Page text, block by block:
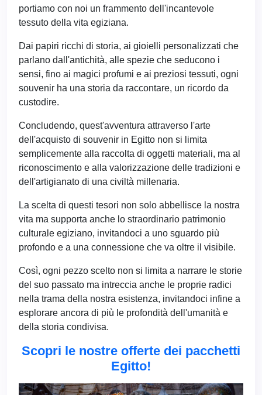
portiamo con noi un frammento dell'incantevole
tessuto della vita egiziana.
Dai papiri ricchi di storia, ai gioielli personalizzati che
parlano dall'antichità, alle spezie che seducono i
sensi, fino ai magici profumi e ai preziosi tessuti, ogni
souvenir ha una storia da raccontare, un ricordo da
custodire.
Concludendo, quest'avventura attraverso l'arte
dell'acquisto di souvenir in Egitto non si limita
semplicemente alla raccolta di oggetti materiali, ma al
riconoscimento e alla valorizzazione delle tradizioni e
dell'artigianato di una civiltà millenaria.
La scelta di questi tesori non solo abbellisce la nostra
vita ma supporta anche lo straordinario patrimonio
culturale egiziano, invitandoci a uno sguardo più
profondo e a una connessione che va oltre il visibile.
Così, ogni pezzo scelto non si limita a narrare le storie
del suo passato ma intreccia anche le proprie radici
nella trama della nostra esistenza, invitandoci infine a
esplorare ancora di più le profondità dell'umanità e
della storia condivisa.
Scopri le nostre offerte dei pacchetti
Egitto!